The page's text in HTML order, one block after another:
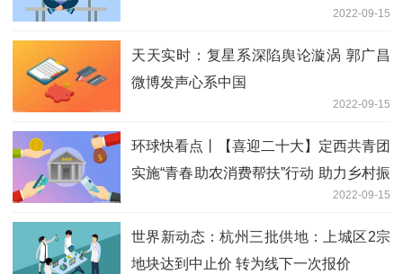
2022-09-15
天天实时：复星系深陷舆论漩涡 郭广昌
微博发声心系中国
2022-09-15
环球快看点丨【喜迎二十大】定西共青团
实施“青春助农消费帮扶”行动 助力乡村振
2022-09-15
世界新动态：杭州三批供地：上城区2宗
地块达到中止价 转为线下一次报价